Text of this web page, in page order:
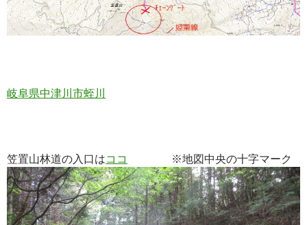
岐阜県中津川市蛭川
笠置山林道の入口はココ ※地図中央の十字マーク